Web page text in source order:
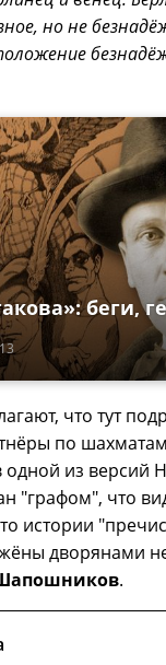
но не
беги,
что тут
по
из версий
"графом", что
истории
дворянами
.